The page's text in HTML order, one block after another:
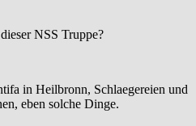
NSS Truppe?
in Heilbronn, Schlaegereien und
eben solche Dinge.